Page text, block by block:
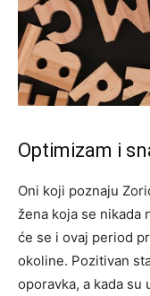
Optimizam i
Oni koji poznaju
žena koja se nikada
će se i ovaj period
okoline. Pozitivan
oporavka, a kada